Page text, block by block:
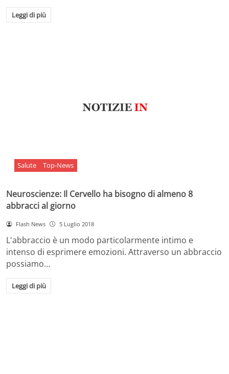
Leggi di più
Salute Top-News
Neuroscienze: Il Cervello ha bisogno di almeno 8
abbracci al giorno
Flash News 5 Luglio 2018
L'abbraccio è un modo particolarmente intimo e
intenso di esprimere emozioni. Attraverso un abbraccio
possiamo…
Leggi di più